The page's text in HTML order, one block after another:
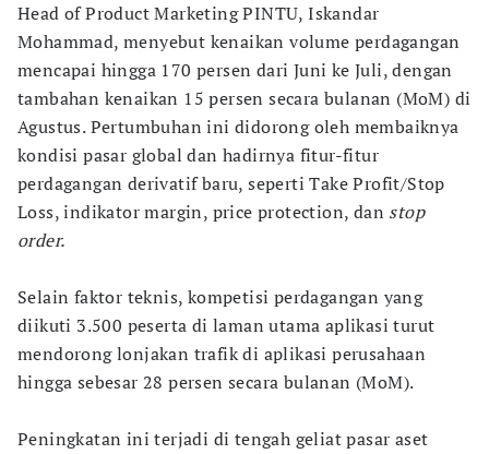
Head of Product Marketing PINTU, Iskandar
Mohammad, menyebut kenaikan volume perdagangan
mencapai hingga 170 persen dari Juni ke Juli, dengan
tambahan kenaikan 15 persen secara bulanan (MoM) di
Agustus. Pertumbuhan ini didorong oleh membaiknya
kondisi pasar global dan hadirnya fitur-fitur
perdagangan derivatif baru, seperti Take Profit/Stop
Loss, indikator margin, price protection, dan stop
order.
Selain faktor teknis, kompetisi perdagangan yang
diikuti 3.500 peserta di laman utama aplikasi turut
mendorong lonjakan trafik di aplikasi perusahaan
hingga sebesar 28 persen secara bulanan (MoM).
Peningkatan ini terjadi di tengah geliat pasar aset